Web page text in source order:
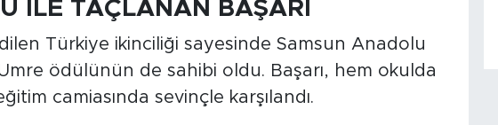
İLE TAÇLANAN BAŞARI
Türkiye ikinciliği sayesinde Samsun Anadolu
ödülünün de sahibi oldu. Başarı, hem okulda
camiasında sevinçle karşılandı.